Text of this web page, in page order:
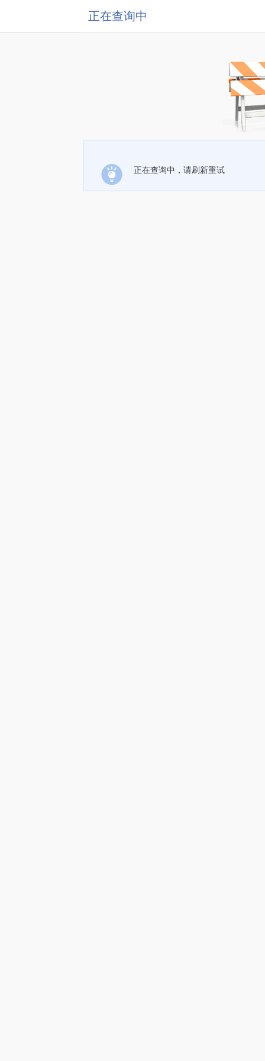
正在查询中
正在查询中，请刷新重试